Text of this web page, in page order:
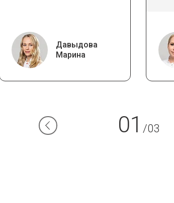
Давыдова
Марина
01 /03